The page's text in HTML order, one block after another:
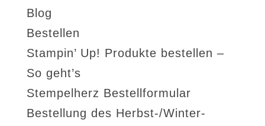
Blog
Bestellen
Stampin’ Up! Produkte bestellen –
So geht’s
Stempelherz Bestellformular
Bestellung des Herbst-/Winter-